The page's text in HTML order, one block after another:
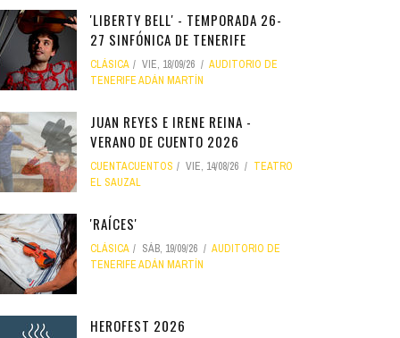
'LIBERTY BELL' - TEMPORADA 26-
27 SINFÓNICA DE TENERIFE
CLÁSICA VIE, 18/09/26
AUDITORIO DE
TENERIFE ADÁN MARTÍN
JUAN REYES E IRENE REINA -
VERANO DE CUENTO 2026
CUENTACUENTOS VIE, 14/08/26
TEATRO
EL SAUZAL
'RAÍCES'
CLÁSICA SÁB, 19/09/26
AUDITORIO DE
TENERIFE ADÁN MARTÍN
HEROFEST 2026